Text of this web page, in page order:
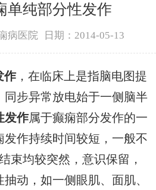
单纯部分性发作
病医院 日期：2014-05-13
作，在临床上是指脑电图提
同步异常放电始于一侧脑半
发作属于癫痫部分发作的一
作持续时间较短，一般不
束均较突然，意识保留，
动，如一侧眼肌、面肌、